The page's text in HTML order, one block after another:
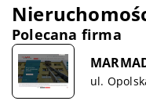
Polecana firma
ul.